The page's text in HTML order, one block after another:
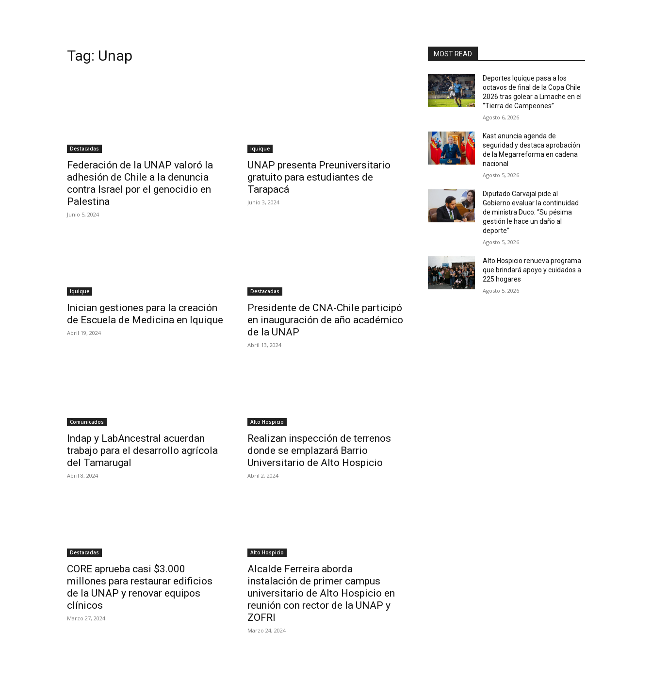
Tag: Unap
Destacadas
Federación de la UNAP valoró la
adhesión de Chile a la denuncia
contra Israel por el genocidio en
Palestina
Junio 5, 2024
Iquique
UNAP presenta Preuniversitario
gratuito para estudiantes de
Tarapacá
Junio 3, 2024
Iquique
Inician gestiones para la creación
de Escuela de Medicina en Iquique
Abril 19, 2024
Destacadas
Presidente de CNA-Chile participó
en inauguración de año académico
de la UNAP
Abril 13, 2024
Comunicados
Indap y LabAncestral acuerdan
trabajo para el desarrollo agrícola
del Tamarugal
Abril 8, 2024
Alto Hospicio
Realizan inspección de terrenos
donde se emplazará Barrio
Universitario de Alto Hospicio
Abril 2, 2024
Destacadas
CORE aprueba casi $3.000
millones para restaurar edificios
de la UNAP y renovar equipos
clínicos
Marzo 27, 2024
Alto Hospicio
Alcalde Ferreira aborda
instalación de primer campus
universitario de Alto Hospicio en
reunión con rector de la UNAP y
ZOFRI
Marzo 24, 2024
MOST READ
Deportes Iquique pasa a los
octavos de final de la Copa Chile
2026 tras golear a Limache en el
“Tierra de Campeones”
Agosto 6, 2026
Kast anuncia agenda de
seguridad y destaca aprobación
de la Megarreforma en cadena
nacional
Agosto 5, 2026
Diputado Carvajal pide al
Gobierno evaluar la continuidad
de ministra Duco: “Su pésima
gestión le hace un daño al
deporte”
Agosto 5, 2026
Alto Hospicio renueva programa
que brindará apoyo y cuidados a
225 hogares
Agosto 5, 2026